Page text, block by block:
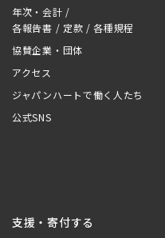
年次・会計 /
各報告書 / 定款 / 各種規程
協賛企業・団体
アクセス
ジャパンハートで働く人たち
公式SNS
支援・寄付する